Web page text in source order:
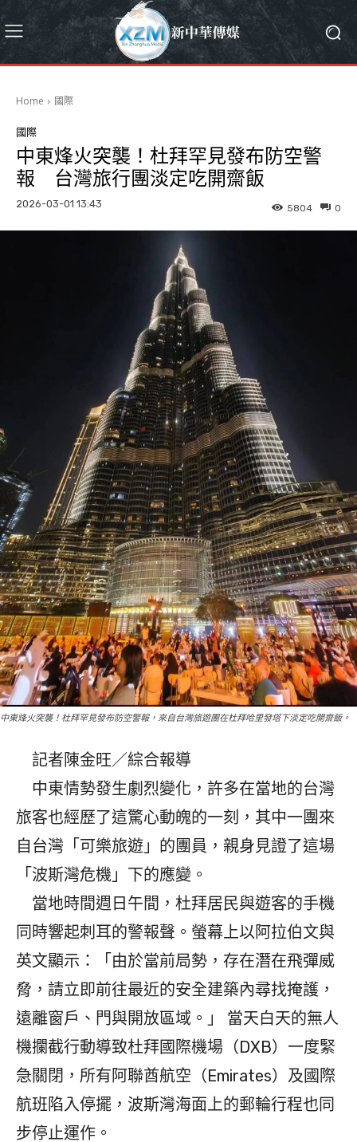
Home 國際
國際
中東烽火突襲！杜拜罕見發布防空警
報 台灣旅行團淡定吃開齋飯
2026-03-01 13:43 0
5804
中東烽火突襲！杜拜罕見發布防空警報，來自台灣旅遊團在杜拜哈里發塔下淡定吃開齋飯。
記者陳金旺／綜合報導
中東情勢發生劇烈變化，許多在當地的台灣
旅客也經歷了這驚心動魄的一刻，其中一團來
自台灣「可樂旅遊」的團員，親身見證了這場
「波斯灣危機」下的應變。
​ 當地時間週日午間，杜拜居民與遊客的手機
同時響起刺耳的警報聲。螢幕上以阿拉伯文與
英文顯示：「由於當前局勢，存在潛在飛彈威
脅，請立即前往最近的安全建築內尋找掩護，
遠離窗戶、門與開放區域。」 當天白天的無人
機攔截行動導致杜拜國際機場（DXB）一度緊
急關閉，所有阿聯酋航空（Emirates）及國際
航班陷入停擺，波斯灣海面上的郵輪行程也同
步停止運作。